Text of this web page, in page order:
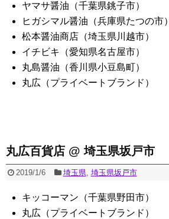
ヤマサ醤油（千葉県銚子市）
ヒガシマル醤油（兵庫県たつの市）
松本醤油商店（埼玉県川越市）
イチビキ（愛知県名古屋市）
丸島醤油（香川県小豆島町）
丸広（プライベートブランド）
丸広百貨店 @ 埼玉県坂戸市
2019/1/6 埼玉県, 埼玉県坂戸市
キッコーマン（千葉県野田市）
丸広（プライベートブランド）